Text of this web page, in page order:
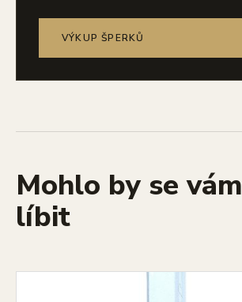
VÝKUP ŠPERKŮ
Mohlo by se vám
líbit